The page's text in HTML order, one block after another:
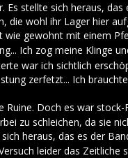
stellte sich heraus,
wohl ihr Lager hier
wie gewohnt mit einem
Ich zog meine Klinge
war ich sichtlich
zerfetzt... Ich
Doch es war stock-
zu schleichen, da sie
sich heraus, das es der
leider das Zeitliche